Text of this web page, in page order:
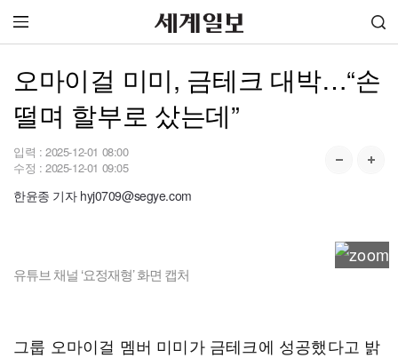
오마이걸 미미, 금테크 대박…“손
떨며 할부로 샀는데”
입력 : 2025-12-01 08:00
수정 : 2025-12-01 09:05
한윤종 기자 hyj0709@segye.com
유튜브 채널 ‘요정재형’ 화면 캡처
그룹 오마이걸 멤버 미미가 금테크에 성공했다고 밝